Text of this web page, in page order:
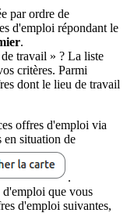
par ordre de
d'emploi répondant le
.
travail » ? La liste
critères. Parmi
dont le lieu de travail
offres d'emploi via
en situation de
.
que vous
d'emploi suivantes,